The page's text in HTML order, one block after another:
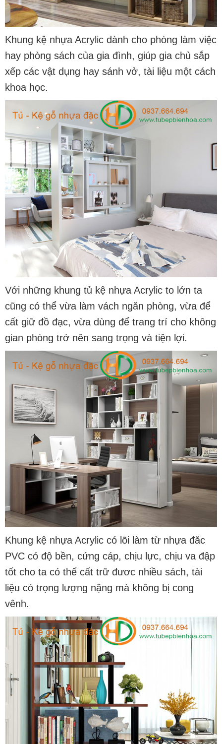
Khung kệ nhựa Acrylic dành cho phòng làm việc
hay phòng sách của gia đình, giúp gia chủ sắp
xếp các vật dụng hay sánh vở, tài liệu một cách
khoa học.
Với những khung tủ kệ nhựa Acrylic to lớn ta
cũng có thể vừa làm vách ngăn phòng, vừa để
cất giữ đồ đạc, vừa dùng để trang trí cho không
gian phòng trở nên sang trọng và tiện lợi.
Khung kệ nhựa Acrylic có lõi làm từ nhựa đăc
PVC có độ bền, cứng cáp, chịu lực, chịu va đập
tốt cho ta có thể cất trữ đươc nhiều sách, tài
liệu có trọng lượng nặng mà không bị cong
vênh.